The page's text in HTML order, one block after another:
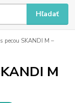
Hľadať
pecou SKANDI M –
M